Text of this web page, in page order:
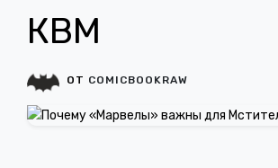
КВМ
ОТ COMICBOOKRAW